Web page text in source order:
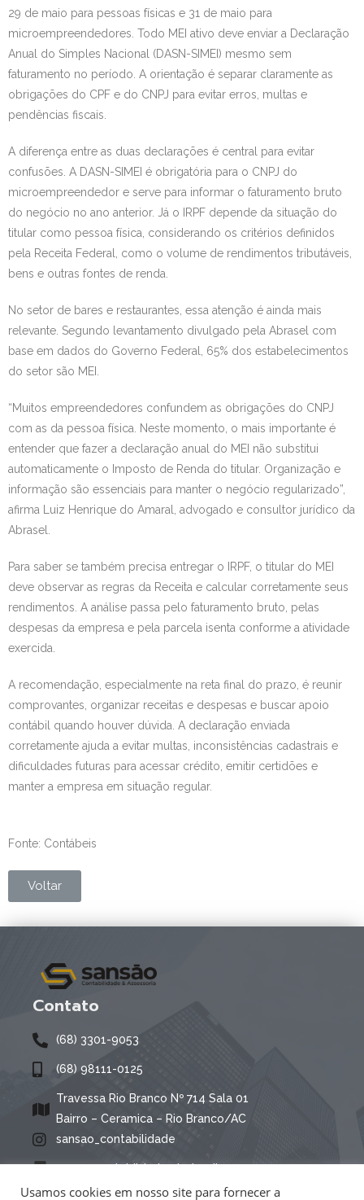
29 de maio para pessoas físicas e 31 de maio para
microempreendedores. Todo MEI ativo deve enviar a Declaração
Anual do Simples Nacional (DASN-SIMEI) mesmo sem
faturamento no período. A orientação é separar claramente as
obrigações do CPF e do CNPJ para evitar erros, multas e
pendências fiscais.
A diferença entre as duas declarações é central para evitar
confusões. A DASN-SIMEI é obrigatória para o CNPJ do
microempreendedor e serve para informar o faturamento bruto
do negócio no ano anterior. Já o IRPF depende da situação do
titular como pessoa física, considerando os critérios definidos
pela Receita Federal, como o volume de rendimentos tributáveis,
bens e outras fontes de renda.
No setor de bares e restaurantes, essa atenção é ainda mais
relevante. Segundo levantamento divulgado pela Abrasel com
base em dados do Governo Federal, 65% dos estabelecimentos
do setor são MEI.
“Muitos empreendedores confundem as obrigações do CNPJ
com as da pessoa física. Neste momento, o mais importante é
entender que fazer a declaração anual do MEI não substitui
automaticamente o Imposto de Renda do titular. Organização e
informação são essenciais para manter o negócio regularizado”,
afirma Luiz Henrique do Amaral, advogado e consultor jurídico da
Abrasel.
Para saber se também precisa entregar o IRPF, o titular do MEI
deve observar as regras da Receita e calcular corretamente seus
rendimentos. A análise passa pelo faturamento bruto, pelas
despesas da empresa e pela parcela isenta conforme a atividade
exercida.
A recomendação, especialmente na reta final do prazo, é reunir
comprovantes, organizar receitas e despesas e buscar apoio
contábil quando houver dúvida. A declaração enviada
corretamente ajuda a evitar multas, inconsistências cadastrais e
dificuldades futuras para acessar crédito, emitir certidões e
manter a empresa em situação regular.
Fonte: Contábeis
Voltar
Contato
(68) 3301-9053
(68) 98111-0125
Travessa Rio Branco Nº 714 Sala 01
Bairro – Ceramica – Rio Branco/AC
sansao_contabilidade
sansaocontabildade@hotmail.com
Usamos cookies em nosso site para fornecer a